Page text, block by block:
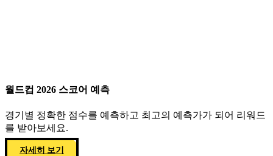
월드컵 2026 스코어 예측
경기별 정확한 점수를 예측하고 최고의 예측가가 되어 리워드
를 받아보세요.
자세히 보기